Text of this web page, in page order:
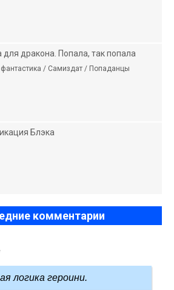
для дракона. Попала, так попала
/ Самиздат / Попаданцы
Блэка
комментарии
логика героини.